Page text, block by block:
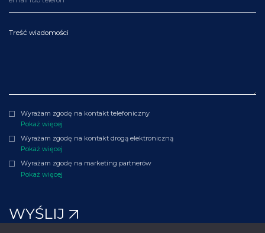
Treść wiadomości
Wyrażam zgodę na kontakt telefoniczny
Pokaż więcej
Wyrażam zgodę na kontakt drogą elektroniczną
Pokaż więcej
Wyrażam zgodę na marketing partnerów
Pokaż więcej
WYŚLIJ